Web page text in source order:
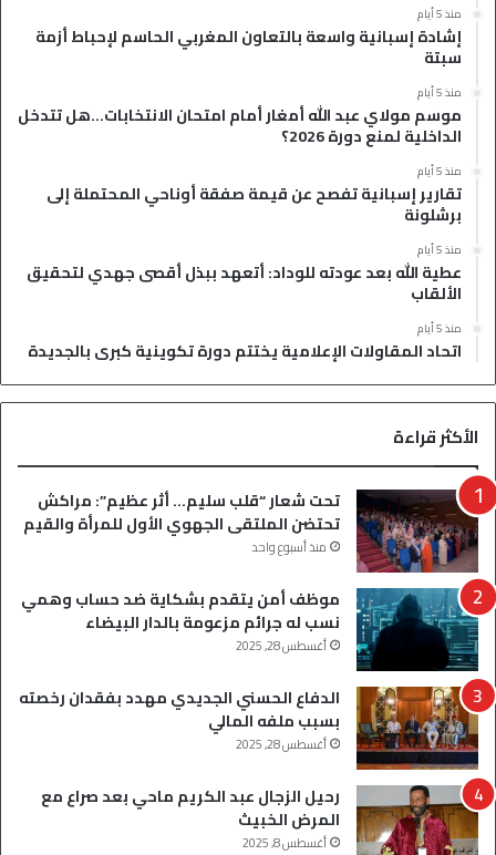
منذ 5 أيام
إشادة إسبانية واسعة بالتعاون المغربي الحاسم لإحباط أزمة
سبتة
منذ 5 أيام
موسم مولاي عبد الله أمغار أمام امتحان الانتخابات…هل تتدخل
الداخلية لمنع دورة 2026؟
منذ 5 أيام
تقارير إسبانية تفصح عن قيمة صفقة أوناحي المحتملة إلى
برشلونة
منذ 5 أيام
عطية الله بعد عودته للوداد: أتعهد ببذل أقصى جهدي لتحقيق
الألقاب
منذ 5 أيام
اتحاد المقاولات الإعلامية يختتم دورة تكوينية كبرى بالجديدة
الأكثر قراءة
تحت شعار “قلب سليم… أثر عظيم”: مراكش
تحتضن الملتقى الجهوي الأول للمرأة والقيم
منذ أسبوع واحد
موظف أمن يتقدم بشكاية ضد حساب وهمي
نسب له جرائم مزعومة بالدار البيضاء
أغسطس 28, 2025
الدفاع الحسني الجديدي مهدد بفقدان رخصته
بسبب ملفه المالي
أغسطس 28, 2025
رحيل الزجال عبد الكريم ماحي بعد صراع مع
المرض الخبيث
أغسطس 8, 2025